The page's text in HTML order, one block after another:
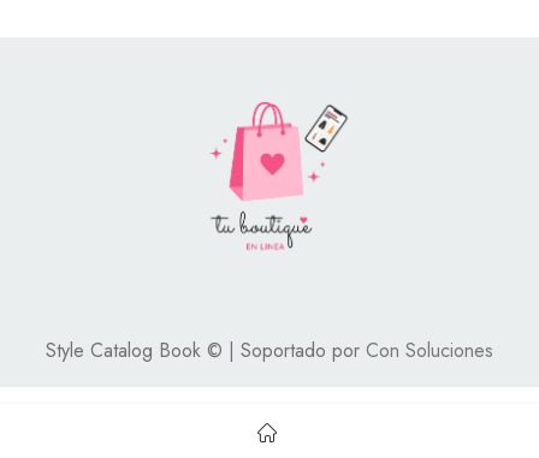
Style Catalog Book © | Soportado por Con Soluciones